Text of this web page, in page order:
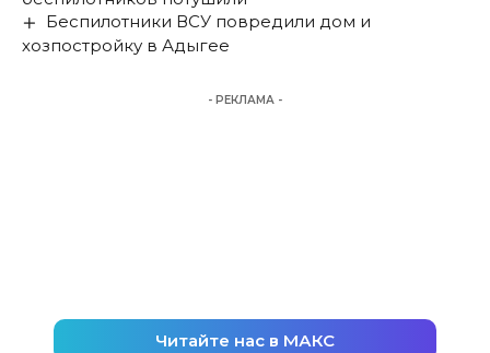
Беспилотники ВСУ повредили дом и
хозпостройку в Адыгее
- РЕКЛАМА -
Читайте нас в МАКС